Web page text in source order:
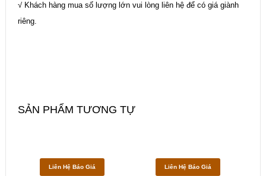
√ Khách hàng mua số lượng lớn vui lòng liên hệ để có giá giành
riêng.
SẢN PHẨM TƯƠNG TỰ
Liên Hệ Báo Giá Liên Hệ Báo Giá